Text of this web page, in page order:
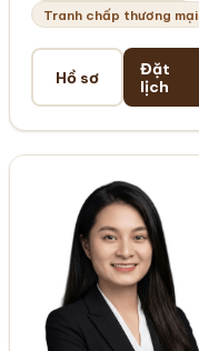
Tranh chấp thương mại
Hồ sơ
Đặt
lịch